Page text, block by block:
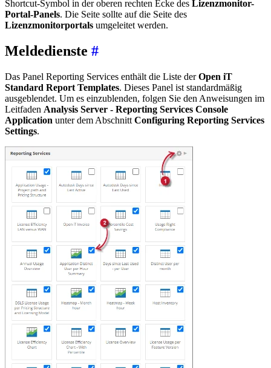
Shortcut-Symbol in der oberen rechten Ecke des Lizenzmonitor-
Portal-Panels. Die Seite sollte auf die Seite des
Lizenzmonitorportals umgeleitet werden.
Meldedienste #
Das Panel Reporting Services enthält die Liste derOpen iT
Standard Report Templates. Dieses Panel ist standardmäßig
ausgeblendet. Um es einzublenden, folgen Sie den Anweisungen im
Leitfaden Analysis Server - Reporting Services Console
Application unter dem Abschnitt Configuring Reporting Services
Settings.